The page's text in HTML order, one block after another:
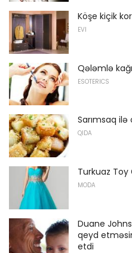
Köşe kiçik
EVI
Qələmlə
ESOTERICS
Sarımsaq
QIDA
Turkuaz Toy
MODA
Duane
qeyd
etdi